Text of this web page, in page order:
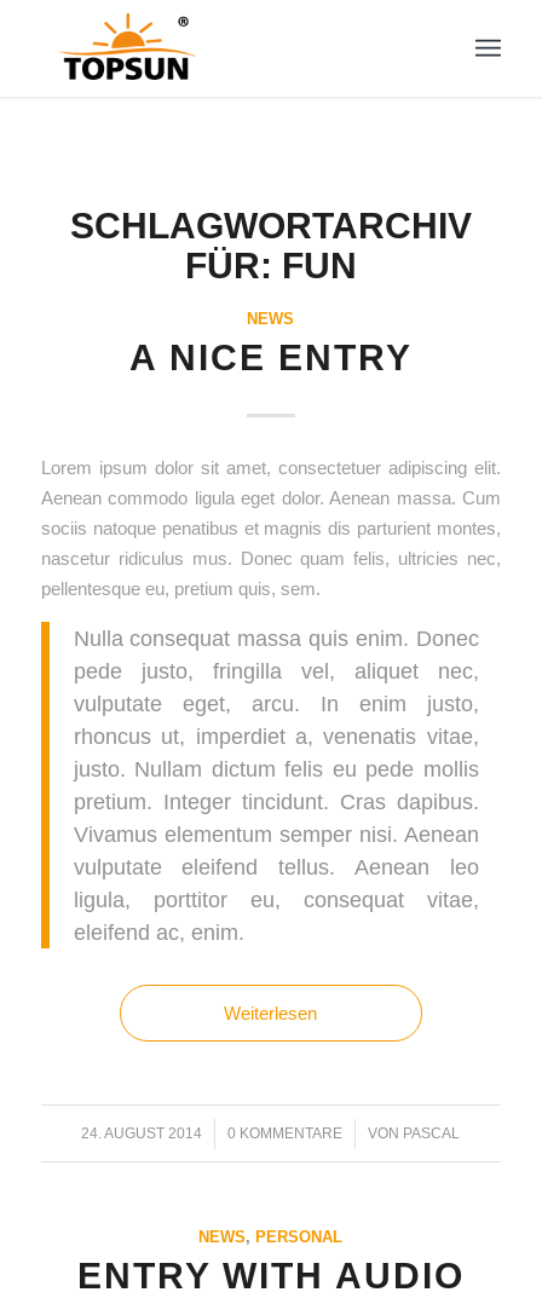
SCHLAGWORTARCHIV
FÜR: FUN
NEWS
A NICE ENTRY
Lorem ipsum dolor sit amet, consectetuer adipiscing elit.
Aenean commodo ligula eget dolor. Aenean massa. Cum
sociis natoque penatibus et magnis dis parturient montes,
nascetur ridiculus mus. Donec quam felis, ultricies nec,
pellentesque eu, pretium quis, sem.
Nulla consequat massa quis enim. Donec
pede justo, fringilla vel, aliquet nec,
vulputate eget, arcu. In enim justo,
rhoncus ut, imperdiet a, venenatis vitae,
justo. Nullam dictum felis eu pede mollis
pretium. Integer tincidunt. Cras dapibus.
Vivamus elementum semper nisi. Aenean
vulputate eleifend tellus. Aenean leo
ligula, porttitor eu, consequat vitae,
eleifend ac, enim.
Weiterlesen
24. AUGUST 2014
/ 0 KOMMENTARE
/ VON PASCAL
NEWS, PERSONAL
ENTRY WITH AUDIO